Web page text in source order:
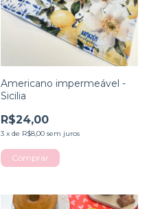
Americano impermeável -
Sicilia
R$24,00
3 x de R$8,00 sem juros
Comprar